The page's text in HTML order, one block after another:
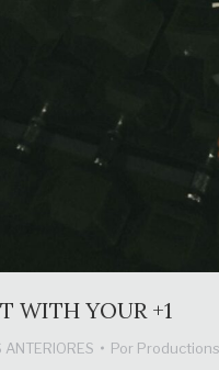
WITH YOUR +1
ANTERIORES Por Productions